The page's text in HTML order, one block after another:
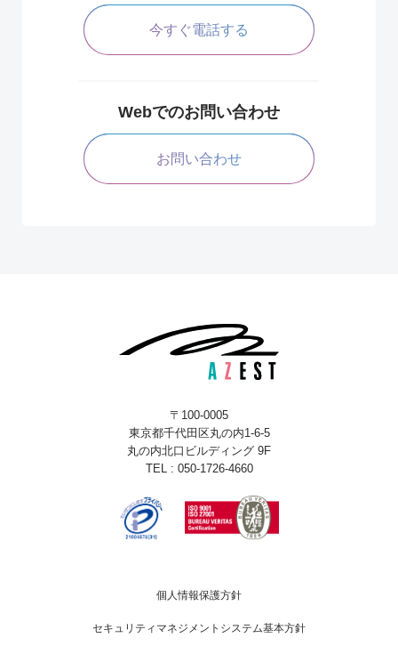
今すぐ電話する
Webでのお問い合わせ
お問い合わせ
〒100-0005
東京都千代田区丸の内1-6-5
丸の内北口ビルディング 9F
TEL : 050-1726-4660
個人情報保護方針
セキュリティマネジメントシステム基本方針